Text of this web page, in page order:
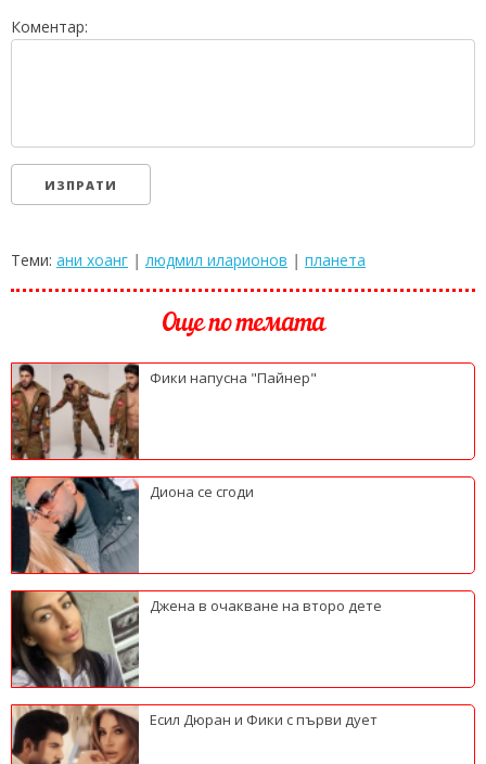
Коментар:
Теми: ани хоанг | людмил иларионов | планета
Още по темата
Фики напусна "Пайнер"
Диона се сгоди
Джена в очакване на второ дете
Есил Дюран и Фики с първи дует